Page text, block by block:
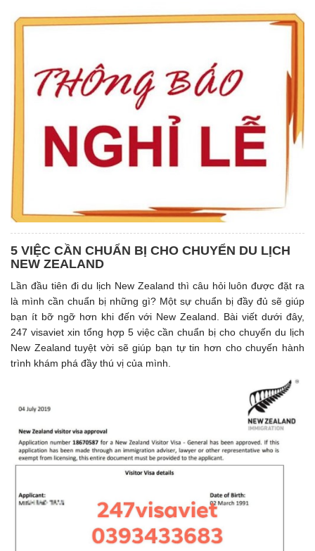
5 VIỆC CẦN CHUẨN BỊ CHO CHUYỂN DU LỊCH
NEW ZEALAND
Lần đầu tiên đi du lịch New Zealand thì câu hỏi luôn được đặt ra
là mình cần chuẩn bị những gì? Một sự chuẩn bị đầy đủ sẽ giúp
bạn ít bỡ ngỡ hơn khi đến với New Zealand. Bài viết dưới đây,
247 visaviet xin tổng hợp 5 việc cần chuẩn bị cho chuyến du lịch
New Zealand tuyệt vời sẽ giúp bạn tự tin hơn cho chuyến hành
trình khám phá đầy thú vị của mình.